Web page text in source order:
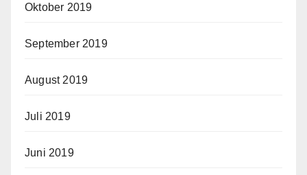
Oktober 2019
September 2019
August 2019
Juli 2019
Juni 2019